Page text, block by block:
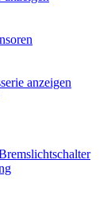
anzeigen